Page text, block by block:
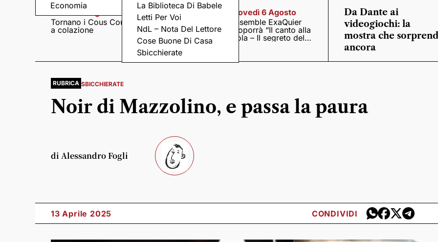
Economia
La Biblioteca Di Babele
Letti Per Voi
NdL – Nota Del Lettore
Cose Buone Di Casa
Sbicchierate
Tornano i Cous Cous
a colazione
Giovedì 6 Agosto
Visita serale nella
Pieve romanica di
San Pietro in Sylvis
Giovedì 6 Agosto
Ensemble ExaQuier
proporrà “Il canto alla
viola – Il segreto del
Da Dante ai
videogiochi: la
mostra che
ancora
RUBRICA SBICCHIERATE
Noir di Mazzolino, e passa la paura
di Alessandro Fogli
13 Aprile 2025 CONDIVIDI